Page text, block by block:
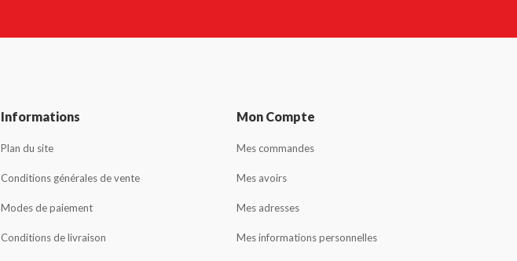
Informations
Plan du site
Conditions générales de vente
Modes de paiement
Conditions de livraison
Mon Compte
Mes commandes
Mes avoirs
Mes adresses
Mes informations personnelles